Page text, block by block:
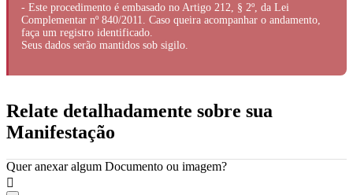
- Este procedimento é embasado no Artigo 212, § 2º, da Lei
Complementar nº 840/2011. Caso queira acompanhar o andamento,
faça um registro identificado.
Seus dados serão mantidos sob sigilo.
Relate detalhadamente sobre sua
Manifestação
Quer anexar algum Documento ou imagem?